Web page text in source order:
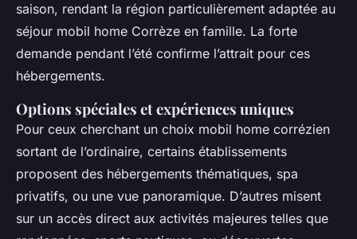
saison, rendant la région particulièrement adaptée au
séjour mobil home Corrèze en famille. La forte
demande pendant l’été confirme l’attrait pour ces
hébergements.
Options spéciales et expériences uniques
Pour ceux cherchant un choix mobil home corrézien
sortant de l’ordinaire, certains établissements
proposent des hébergements thématiques, spa
privatifs, ou une vue panoramique. D’autres misent
sur un accès direct aux activités majeures telles que